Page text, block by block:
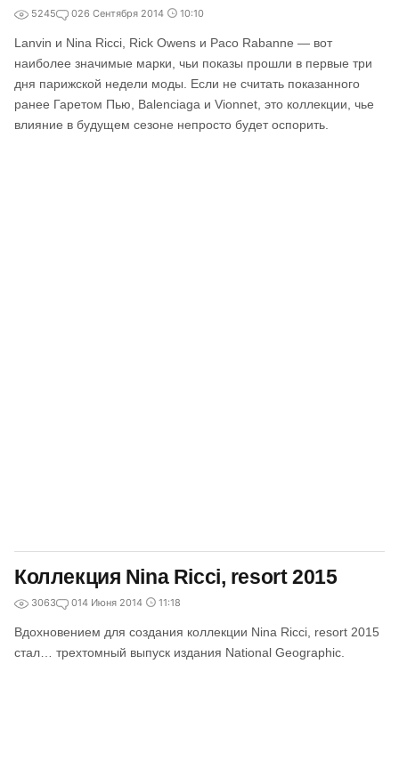
5245 026 Сентября 2014 10:10
Lanvin и Nina Ricci, Rick Owens и Paco Rabanne — вот
наиболее значимые марки, чьи показы прошли в первые три
дня парижской недели моды. Если не считать показанного
ранее Гаретом Пью, Balenciaga и Vionnet, это коллекции, чье
влияние в будущем сезоне непросто будет оспорить.
Коллекция Nina Ricci, resort 2015
3063 014 Июня 2014 11:18
Вдохновением для создания коллекции Nina Ricci, resort 2015
стал… трехтомный выпуск издания National Geographic.